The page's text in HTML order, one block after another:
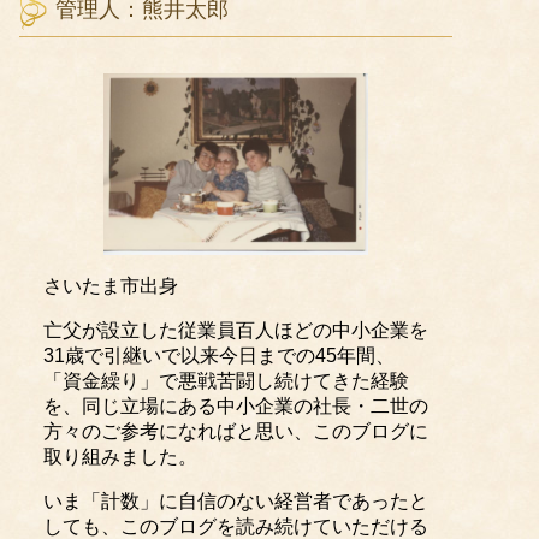
管理人：熊井太郎
さいたま市出身
亡父が設立した従業員百人ほどの中小企業を
31歳で引継いで以来今日までの45年間、
「資金繰り」で悪戦苦闘し続けてきた経験
を、同じ立場にある中小企業の社長・二世の
方々のご参考になればと思い、このブログに
取り組みました。
いま「計数」に自信のない経営者であったと
しても、このブログを読み続けていただける